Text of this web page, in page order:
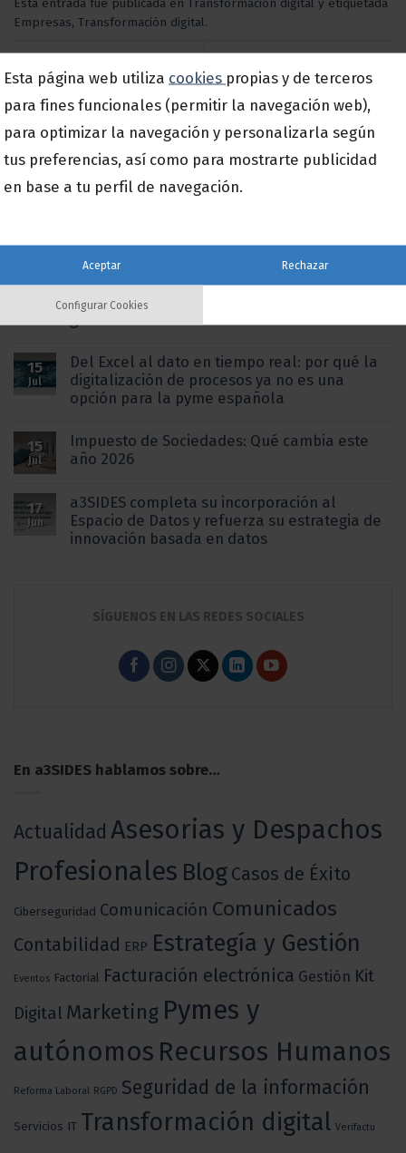
Esta entrada fue publicada en Transformación digital y etiquetada
Empresas, Transformación digital.
Servicios en la nube, los
grandes desconocidos
de mi empresa deben
formarse en protección de
datos?
15
a3innuva Nómina con Expert AI: la
inteligencia artificial que transforma la
15
Jul
Del Excel al dato en tiempo real: por qué la
digitalización de procesos ya no es una
opción para la pyme española
15
Jul
Impuesto de Sociedades: Qué cambia este
año 2026
17
Jun
a3SIDES completa su incorporación al
Espacio de Datos y refuerza su estrategia de
innovación basada en datos
SÍGUENOS EN LAS REDES SOCIALES
En a3SIDES hablamos sobre…
Actualidad Asesorias y Despachos
Profesionales Blog Casos de Éxito
Ciberseguridad Comunicación Comunicados
Contabilidad ERP Estrategía y Gestión
Eventos Factorial Facturación electrónica Gestión Kit
Digital Marketing Pymes y
autónomos Recursos Humanos
Reforma Laboral RGPD Seguridad de la información
Servicios IT Transformación digital Verifactu
Esta página web utiliza cookies propias y de terceros
para fines funcionales (permitir la navegación web),
para optimizar la navegación y personalizarla según
tus preferencias, así como para mostrarte publicidad
en base a tu perfil de navegación.
Aceptar Rechazar
Configurar Cookies